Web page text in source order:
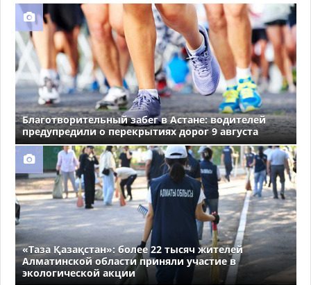
Благотворительный забег в Астане: водителей
предупредили о перекрытиях дорог 9 августа
«Таза Қазақстан»: более 22 тысяч жителей
Алматинской области приняли участие в
экологической акции